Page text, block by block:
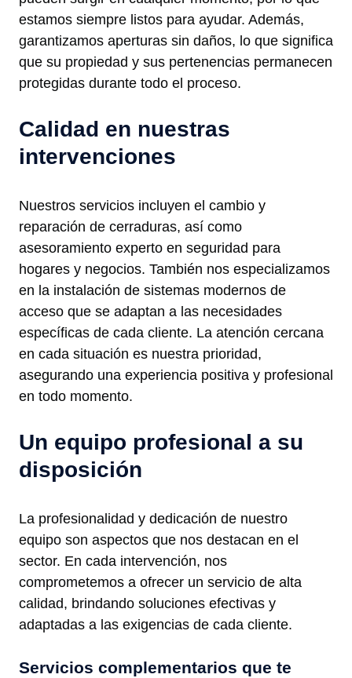
estamos siempre listos para ayudar. Además,
garantizamos aperturas sin daños, lo que significa
que su propiedad y sus pertenencias permanecen
protegidas durante todo el proceso.
Calidad en nuestras
intervenciones
Nuestros servicios incluyen el cambio y
reparación de cerraduras, así como
asesoramiento experto en seguridad para
hogares y negocios. También nos especializamos
en la instalación de sistemas modernos de
acceso que se adaptan a las necesidades
específicas de cada cliente. La atención cercana
en cada situación es nuestra prioridad,
asegurando una experiencia positiva y profesional
en todo momento.
Un equipo profesional a su
disposición
La profesionalidad y dedicación de nuestro
equipo son aspectos que nos destacan en el
sector. En cada intervención, nos
comprometemos a ofrecer un servicio de alta
calidad, brindando soluciones efectivas y
adaptadas a las exigencias de cada cliente.
Servicios complementarios que te